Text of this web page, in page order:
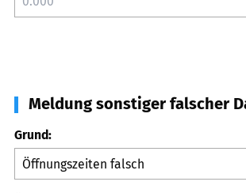
Meldung sonstiger falscher
Grund: